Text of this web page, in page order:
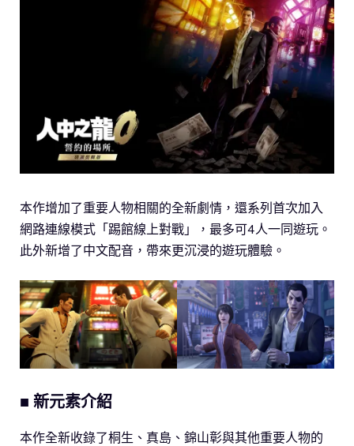
本作增加了重要人物相關的全新劇情，還系列首次加入
網路連線模式「踢館線上對戰」，最多可4人一同遊玩。
此外新增了中文配音，帶來更沉浸的遊玩體驗。
■ 新元素介紹
本作全新收錄了桐生、真島、錦山彰與其他重要人物的